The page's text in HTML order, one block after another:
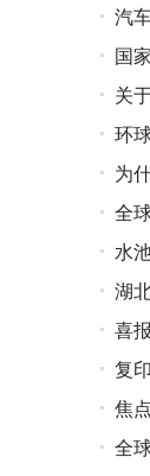
汽
国
关
环
为
全
水
湖
喜
复
焦
全